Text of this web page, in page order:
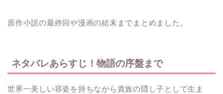
原作小説の最終回や漫画の結末までまとめました。
ネタバレあらすじ！物語の序盤まで
世界一美しい容姿を持ちながら貴族の隠し子として生ま